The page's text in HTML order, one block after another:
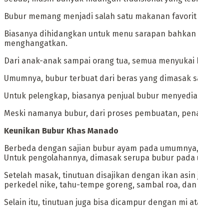
‎Bubur memang menjadi salah satu makanan
Biasanya dihidangkan untuk menu sarapan
menghangatkan.
Dari anak-anak sampai orang tua, semua
‎Umumnya, bubur terbuat dari beras yang dimasak
Untuk pelengkap, biasanya penjual bubur
‎Meski namanya bubur, dari proses pembuatan,
‎Keunikan Bubur Khas Manado
‎Berbeda dengan sajian bubur ayam pada
Untuk pengolahannya, dimasak serupa bubur pada
‎Setelah masak, tinutuan disajikan dengan ikan
perkedel nike, tahu-tempe goreng, sambal roa,
‎Selain itu, tinutuan juga bisa dicampur dengan mi